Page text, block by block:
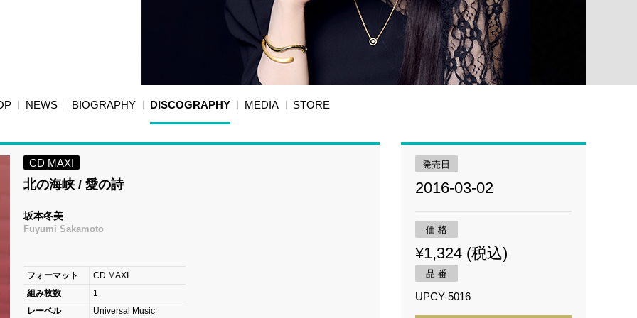
NEWS BIOGRAPHY DISCOGRAPHY MEDIA STORE
CD MAXI
北の海峡 / 愛の詩
坂本冬美
Fuyumi Sakamoto
フォーマット
CD MAXI
組み枚数
1
レーベル
Universal Music
発売日
2016-03-02
価 格
¥1,324 (税込)
品 番
UPCY-5016